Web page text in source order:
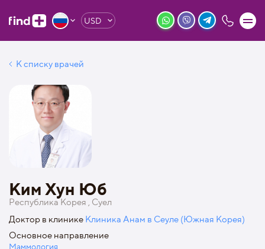
USD
К списку врачей
Ким Хун Юб
Республика Корея , Суел
Доктор в клинике Клиника Анам в Сеуле (Южная Корея)
Основное направление
Маммология